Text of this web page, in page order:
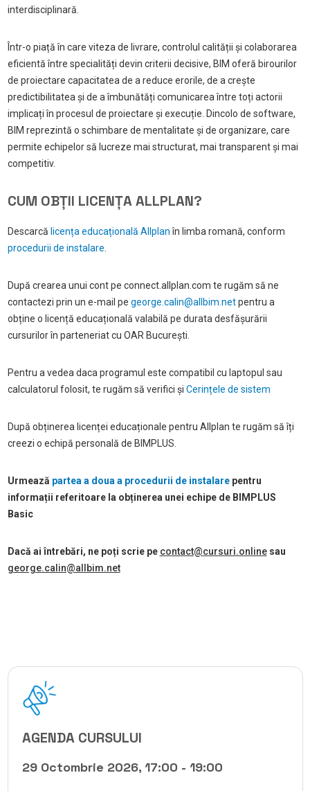
interdisciplinară.
Într-o piață în care viteza de livrare, controlul calității și colaborarea
eficientă între specialități devin criterii decisive, BIM oferă birourilor
de proiectare capacitatea de a reduce erorile, de a crește
predictibilitatea și de a îmbunătăți comunicarea între toți actorii
implicați în procesul de proiectare și execuție. Dincolo de software,
BIM reprezintă o schimbare de mentalitate și de organizare, care
permite echipelor să lucreze mai structurat, mai transparent și mai
competitiv.
CUM OBȚII LICENȚA ALLPLAN?
Descarcă licența educațională Allplanîn limba romană, conform
procedurii de instalare
După crearea unui cont pe connect.allplan.com te rugăm să ne
contactezi prin un e-mail pe george.calin@allbim.netpentru a
obține o licență educațională valabilă pe durata desfășurării
cursurilor în parteneriat cu OAR București.
Pentru a vedea daca programul este compatibil cu laptopul sau
calculatorul folosit, te rugăm să verifici și Cerințele de sistem
După obținerea licenței educaționale pentru Allplan te rugăm să îți
creezi o echipă personală de BIMPLUS.
Urmează partea a doua a procedurii de instalarepentru
informații referitoare la obținerea unei echipe de BIMPLUS
Basic
Dacă ai întrebări, ne poți scrie pe contact@cursuri.onlinesau
george.calin@allbim.net
AGENDA CURSULUI
29 Octombrie 2026, 17:00 - 19:00